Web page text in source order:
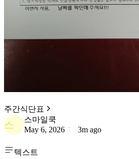
주간식단표
스
스마일쿡
May 6, 2026
3m ago
텍스트